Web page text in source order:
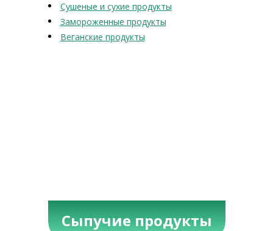
Сушеные и сухие продукты
Замороженные продукты
Веганские продукты
Сыпучие продукты